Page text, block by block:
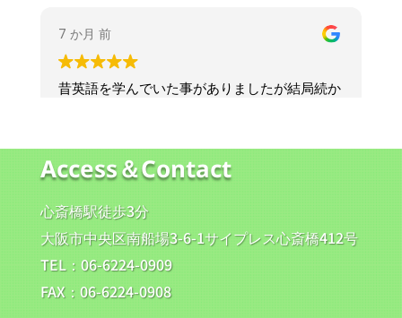
Access＆Contact
心斎橋駅徒歩3分
大阪市中央区南船場3-6-1サイプレス心斎橋412号
TEL：06-6224-0909
FAX：06-6224-0908